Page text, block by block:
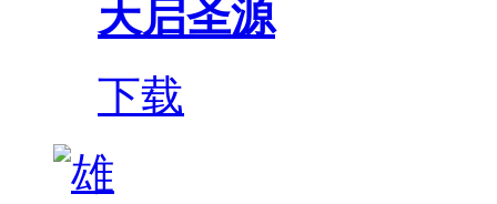
天启圣源
下载